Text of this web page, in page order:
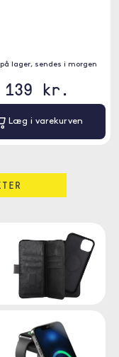
på lager, sendes i morgen
139 kr.
Læg i varekurven